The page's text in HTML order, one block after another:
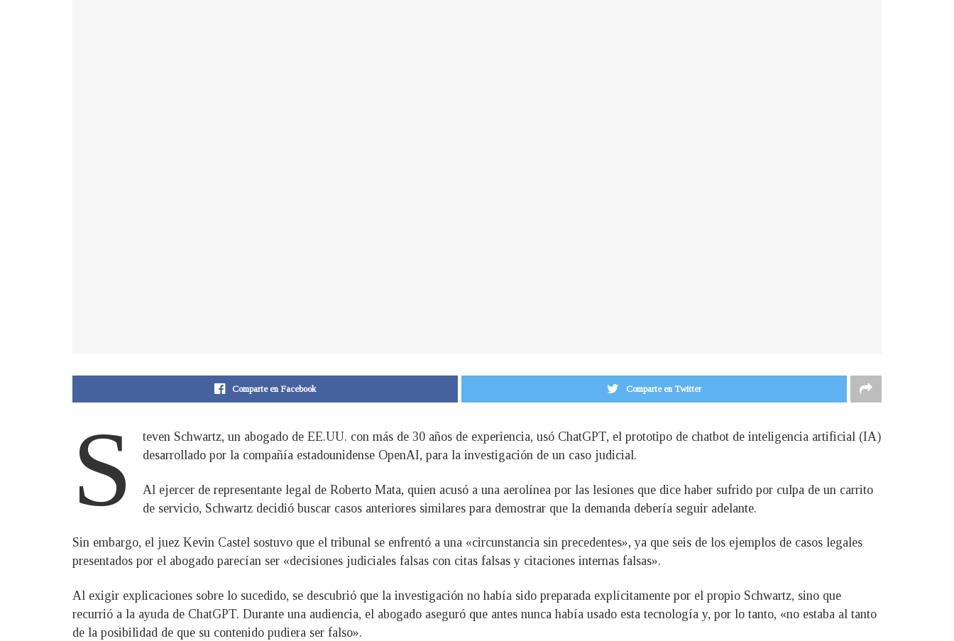
Comparte en Facebook Comparte en Twitter
S
teven Schwartz, un abogado de EE.UU. con más de 30 años de experiencia, usó ChatGPT, el prototipo de chatbot de inteligencia artificial (IA)
desarrollado por la compañía estadounidense OpenAI, para la investigación de un caso judicial.
Al ejercer de representante legal de Roberto Mata, quien acusó a una aerolínea por las lesiones que dice haber sufrido por culpa de un carrito
de servicio, Schwartz decidió buscar casos anteriores similares para demostrar que la demanda debería seguir adelante.
Sin embargo, el juez Kevin Castel sostuvo que el tribunal se enfrentó a una «circunstancia sin precedentes», ya que seis de los ejemplos de casos legales
presentados por el abogado parecían ser «decisiones judiciales falsas con citas falsas y citaciones internas falsas».
Al exigir explicaciones sobre lo sucedido, se descubrió que la investigación no había sido preparada explícitamente por el propio Schwartz, sino que
recurrió a la ayuda de ChatGPT. Durante una audiencia, el abogado aseguró que antes nunca había usado esta tecnología y, por lo tanto, «no estaba al tanto
de la posibilidad de que su contenido pudiera ser falso».